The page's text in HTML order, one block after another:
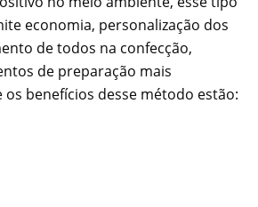
economia, personalização dos
de todos na confecção,
de preparação mais
benefícios desse método estão: